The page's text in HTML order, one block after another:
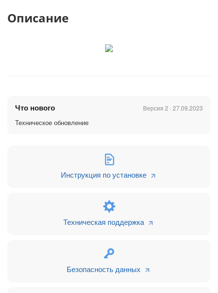
Описание
Что нового Версия 2 · 27.09.2023
Техническое обновление
Инструкция по установке
Техническая поддержка
Безопасность данных